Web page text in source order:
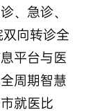
、急诊、
向转诊全
平台与医
周期智慧
就医比